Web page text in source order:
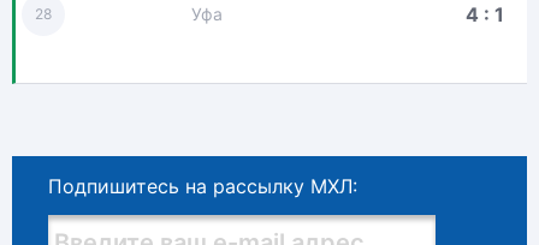
28
Уфа
4 : 1
Подпишитесь на рассылку МХЛ: